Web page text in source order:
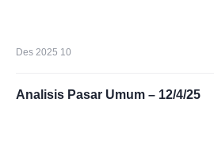
Des 2025 10
Analisis Pasar Umum – 12/4/25